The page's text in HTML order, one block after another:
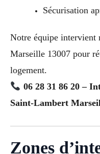
Sécurisation
Notre équipe intervient
Marseille 13007 pour
logement.
06 28 31 86 20 –
Saint-Lambert
Zones